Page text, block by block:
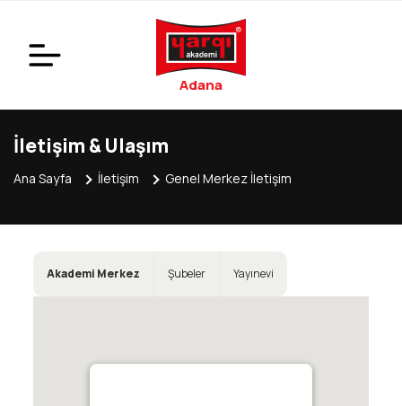
Adana
İletişim & Ulaşım
Ana Sayfa İletişim Genel Merkez İletişim
Akademi Merkez Şubeler Yayınevi